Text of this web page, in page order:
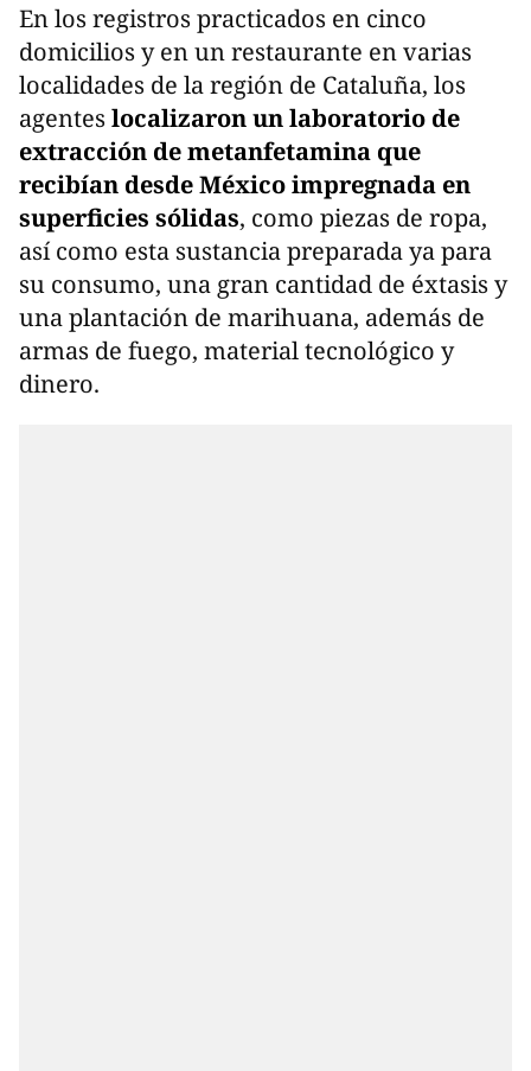
En los registros practicados en cinco
domicilios y en un restaurante en varias
localidades de la región de Cataluña, los
agentes localizaron un laboratorio de
extracción de metanfetamina que
recibían desde México impregnada en
superficies sólidas, como piezas de ropa,
así como esta sustancia preparada ya para
su consumo, una gran cantidad de éxtasis y
una plantación de marihuana, además de
armas de fuego, material tecnológico y
dinero.